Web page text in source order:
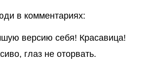
в комментариях:
версию себя! Красавица!
глаз не оторвать.